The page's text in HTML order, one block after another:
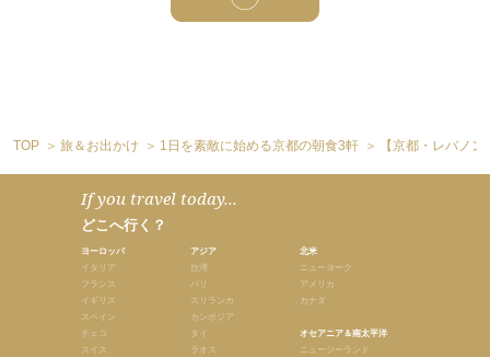
TOP 旅＆お出かけ 1日を素敵に始める京都の朝食3軒 【京都・レバノ
If you travel today...
どこへ行く？
ヨーロッパ
イタリア
フランス
イギリス
スペイン
チェコ
スイス
アジア
台湾
バリ
スリランカ
カンボジア
タイ
ラオス
北米
ニューヨーク
アメリカ
カナダ
オセアニア＆南太平洋
ニュージーランド